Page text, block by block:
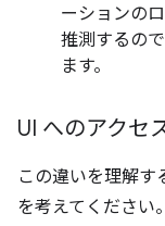
ーションの
推測するの
ます。
UI へのアクセ
この違いを理解す
を考えてください